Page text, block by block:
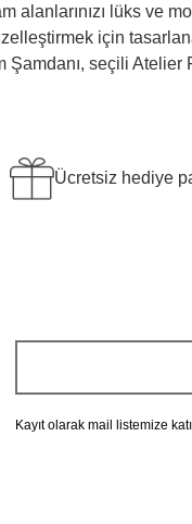
lüks ve
için
seçili Atelier
Ücretsiz hediye
Kayıt olarak mail listemize